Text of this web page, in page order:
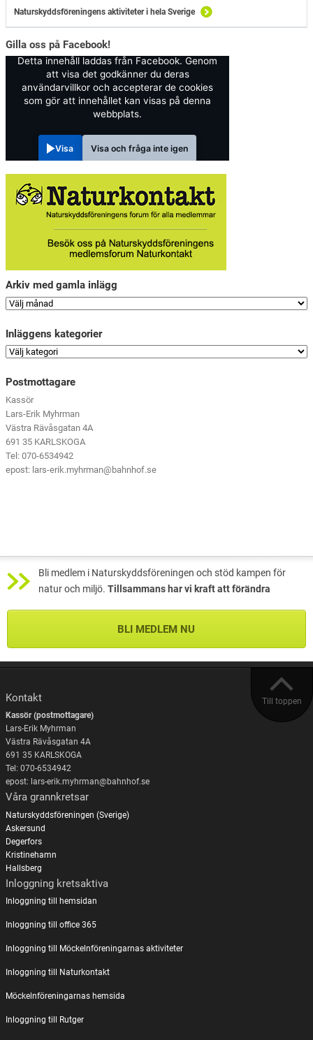
Naturskyddsföreningens aktiviteter i hela Sverige
Gilla oss på Facebook!
Detta innehåll laddas från Facebook. Genom
att visa det godkänner du deras
användarvillkor och accepterar de cookies
som gör att innehållet kan visas på denna
webbplats.
Visa Visa och fråga inte igen
Arkiv med gamla inlägg
Inläggens kategorier
Postmottagare
Kassör
Lars-Erik Myhrman
Västra Rävåsgatan 4A
691 35 KARLSKOGA
Tel: 070-6534942
epost: lars-erik.myhrman@bahnhof.se
Bli medlem i Naturskyddsföreningen och stöd kampen för
natur och miljö. Tillsammans har vi kraft att förändra
BLI MEDLEM NU
Till toppen
Kontakt
Kassör (postmottagare)
Lars-Erik Myhrman
Västra Rävåsgatan 4A
691 35 KARLSKOGA
Tel: 070-6534942
epost: lars-erik.myhrman@bahnhof.se
Våra grannkretsar
Naturskyddsföreningen (Sverige)
Askersund
Degerfors
Kristinehamn
Hallsberg
Inloggning kretsaktiva
Inloggning till hemsidan
Inloggning till office 365
Inloggning till Möckelnföreningarnas aktiviteter
Inloggning till Naturkontakt
Möckelnföreningarnas hemsida
Inloggning till Rutger